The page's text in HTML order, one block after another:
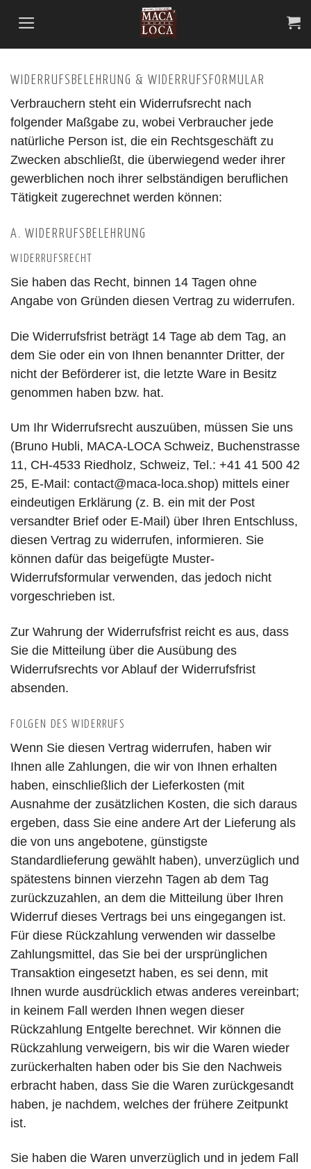
Inhalt
springen
WIDERRUFSBELEHRUNG & WIDERRUFSFORMULAR
Verbrauchern steht ein Widerrufsrecht nach
folgender Maßgabe zu, wobei Verbraucher jede
natürliche Person ist, die ein Rechtsgeschäft zu
Zwecken abschließt, die überwiegend weder ihrer
gewerblichen noch ihrer selbständigen beruflichen
Tätigkeit zugerechnet werden können:
A. WIDERRUFSBELEHRUNG
WIDERRUFSRECHT
Sie haben das Recht, binnen 14 Tagen ohne
Angabe von Gründen diesen Vertrag zu widerrufen.
Die Widerrufsfrist beträgt 14 Tage ab dem Tag, an
dem Sie oder ein von Ihnen benannter Dritter, der
nicht der Beförderer ist, die letzte Ware in Besitz
genommen haben bzw. hat.
Um Ihr Widerrufsrecht auszuüben, müssen Sie uns
(Bruno Hubli, MACA-LOCA Schweiz, Buchenstrasse
11, CH-4533 Riedholz, Schweiz, Tel.: +41 41 500 42
25, E-Mail: contact@maca-loca.shop) mittels einer
eindeutigen Erklärung (z. B. ein mit der Post
versandter Brief oder E-Mail) über Ihren Entschluss,
diesen Vertrag zu widerrufen, informieren. Sie
können dafür das beigefügte Muster-
Widerrufsformular verwenden, das jedoch nicht
vorgeschrieben ist.
Zur Wahrung der Widerrufsfrist reicht es aus, dass
Sie die Mitteilung über die Ausübung des
Widerrufsrechts vor Ablauf der Widerrufsfrist
absenden.
FOLGEN DES WIDERRUFS
Wenn Sie diesen Vertrag widerrufen, haben wir
Ihnen alle Zahlungen, die wir von Ihnen erhalten
haben, einschließlich der Lieferkosten (mit
Ausnahme der zusätzlichen Kosten, die sich daraus
ergeben, dass Sie eine andere Art der Lieferung als
die von uns angebotene, günstigste
Standardlieferung gewählt haben), unverzüglich und
spätestens binnen vierzehn Tagen ab dem Tag
zurückzuzahlen, an dem die Mitteilung über Ihren
Widerruf dieses Vertrags bei uns eingegangen ist.
Für diese Rückzahlung verwenden wir dasselbe
Zahlungsmittel, das Sie bei der ursprünglichen
Transaktion eingesetzt haben, es sei denn, mit
Ihnen wurde ausdrücklich etwas anderes vereinbart;
in keinem Fall werden Ihnen wegen dieser
Rückzahlung Entgelte berechnet. Wir können die
Rückzahlung verweigern, bis wir die Waren wieder
zurückerhalten haben oder bis Sie den Nachweis
erbracht haben, dass Sie die Waren zurückgesandt
haben, je nachdem, welches der frühere Zeitpunkt
ist.
Sie haben die Waren unverzüglich und in jedem Fall